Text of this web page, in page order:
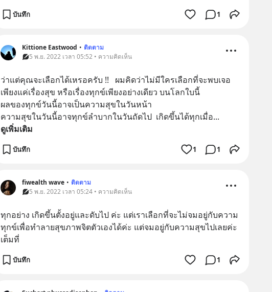
บันทึก 1
Kittione Eastwood • ติดตาม
5 พ.ย. 2022 เวลา 05:52 • ความคิดเห็น
ว่าแต่คุณจะเลือกได้เหรอครับ !!   ผมคิดว่าไม่มีใครเลือกที่จะพบเจอ
เพียงแค่เรื่องสุข หรือเรื่องทุกข์เพียงอย่างเดียว บนโลกใบนี้
ผลของทุกข์วันนี้อาจเป็นความสุขในวันหน้า
ความสุขในวันนี้อาจทุกข์ลำบากในวันถัดไป  เกิดขึ้นได้ทุกเมื่อ...
ดูเพิ่มเติม
บันทึก 1 1
fiwealth wave • ติดตาม
5 พ.ย. 2022 เวลา 05:24 • ความคิดเห็น
ทุกอย่าง เกิดขึ้นตั้งอยู่และดับไป ค่ะ แต่เราเลือกที่จะไม่จมอยู่กับความ
ทุกข์เพื่อทำลายสุขภาพจิตตัวเองได้ค่ะ แต่จมอยู่กับความสุขไปเลยค่ะ
เต็มที่
บันทึก 1